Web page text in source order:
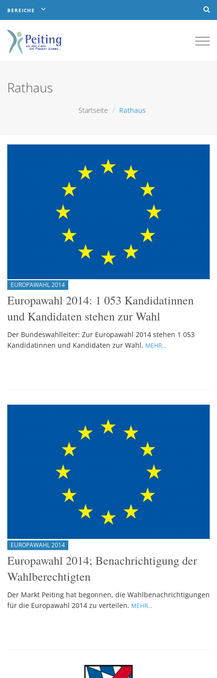
BEREICHE
Rathaus
Startseite Rathaus
EUROPAWAHL 2014
Europawahl 2014: 1 053 Kandidatinnen
und Kandidaten stehen zur Wahl
Der Bundeswahlleiter: Zur Europawahl 2014 stehen 1 053
Kandidatinnen und Kandidaten zur Wahl. MEHR...
EUROPAWAHL 2014
Europawahl 2014; Benachrichtigung der
Wahlberechtigten
Der Markt Peiting hat begonnen, die Wahlbenachrichtigungen
für die Europawahl 2014 zu verteilen. MEHR...